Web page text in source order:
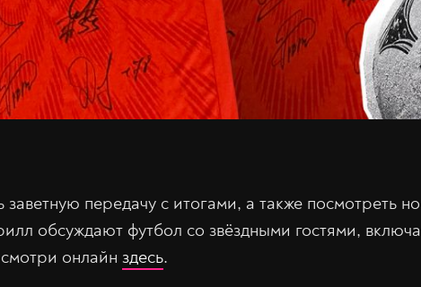
передачу с итогами, а также посмотреть
обсуждают футбол со звёздными гостями,
онлайн здесь.